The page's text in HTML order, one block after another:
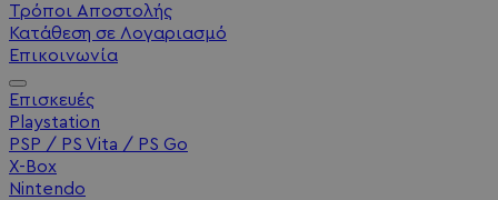
Τρόποι Αποστολής
Κατάθεση σε Λογαριασμό
Επικοινωνία
Επισκευές
Playstation
PSP / PS Vita / PS Go
X-Box
Nintendo